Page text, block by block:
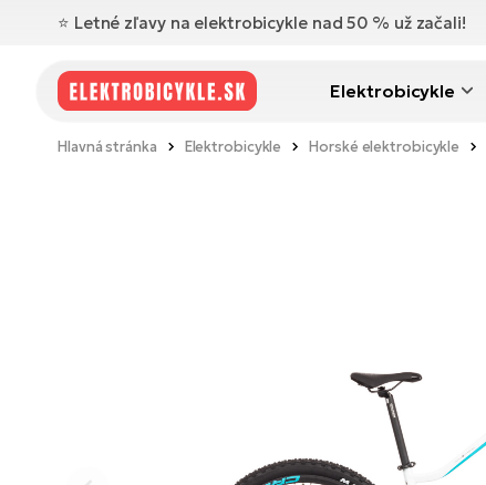
⭐️ Letné zľavy na elektrobicykle nad 50 % už začali!
Elektrobicykle
Hlavná stránka Elektrobicykle Horské elektrobicykle